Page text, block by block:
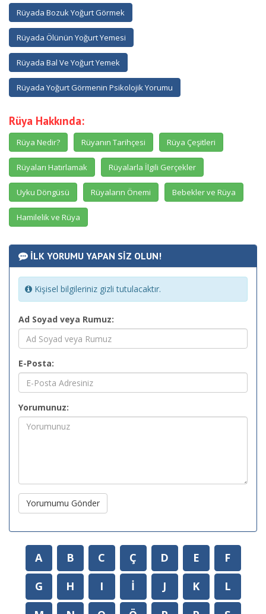
Rüyada Bozuk Yoğurt Görmek
Rüyada Ölünün Yoğurt Yemesi
Rüyada Bal Ve Yoğurt Yemek
Rüyada Yoğurt Görmenin Psikolojik Yorumu
Rüya Hakkında:
Rüya Nedir? Rüyanın Tarihçesi Rüya Çeşitleri
Rüyaları Hatırlamak Rüyalarla İlgili Gerçekler
Uyku Döngüsü Rüyaların Önemi Bebekler ve Rüya
Hamilelik ve Rüya
İLK YORUMU YAPAN SİZ OLUN!
Kişisel bilgileriniz gizli tutulacaktır.
Ad Soyad veya Rumuz:
E-Posta:
Yorumunuz:
Yorumumu Gönder
A B C Ç D E
F
G
H I İ J K
L